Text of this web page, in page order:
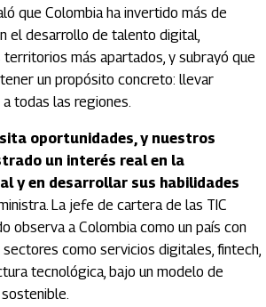
que Colombia ha invertido más de
el desarrollo de talento digital,
más apartados, y subrayó que
un propósito concreto: llevar
todas las regiones.
oportunidades, y nuestros
un interés real en la
y en desarrollar sus habilidades
La jefe de cartera de las TIC
observa a Colombia como un país con
como servicios digitales, fintech,
tecnológica, bajo un modelo de